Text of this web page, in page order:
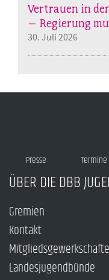
Vertrauen in
– Regierung
30. Juli 2026
Presse Termine
ÜBER DIE DBB
Gremien
Kontakt
Landesjugendbünde